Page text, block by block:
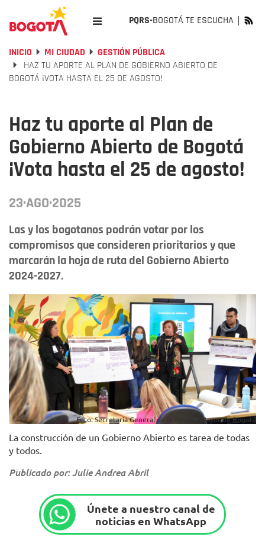
PQRS-BOGOTÁ TE ESCUCHA
INICIO MI CIUDAD
GESTIÓN PÚBLICA
HAZ TU APORTE AL PLAN DE GOBIERNO ABIERTO DE
BOGOTÁ ¡VOTA HASTA EL 25 DE AGOSTO!
Haz tu aporte al Plan de
Gobierno Abierto de Bogotá
¡Vota hasta el 25 de agosto!
23·AGO·2025
Las y los bogotanos podrán votar por los
compromisos que consideren prioritarios y que
marcarán la hoja de ruta del Gobierno Abierto
2024-2027.
Foto: Secretaría General de la Alcaldía Mayor de Bogotá
La construcción de un Gobierno Abierto es tarea de todas
y todos.
Publicado por: Julie Andrea Abril
Únete a nuestro canal de
noticias en WhatsApp